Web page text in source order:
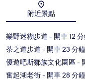
附近景點
樂野迷糊步道 - 開車 12
茶之道步道 - 開車 23 分鐘
優遊吧斯鄒族文化園區-
奮起湖老街- 開車 28 分鐘